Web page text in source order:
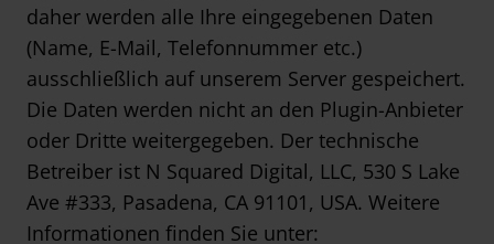
daher werden alle Ihre eingegebenen Daten
(Name, E-Mail, Telefonnummer etc.)
ausschließlich auf unserem Server gespeichert.
Die Daten werden nicht an den Plugin-Anbieter
oder Dritte weitergegeben. Der technische
Betreiber ist N Squared Digital, LLC, 530 S Lake
Ave #333, Pasadena, CA 91101, USA. Weitere
Informationen finden Sie unter: